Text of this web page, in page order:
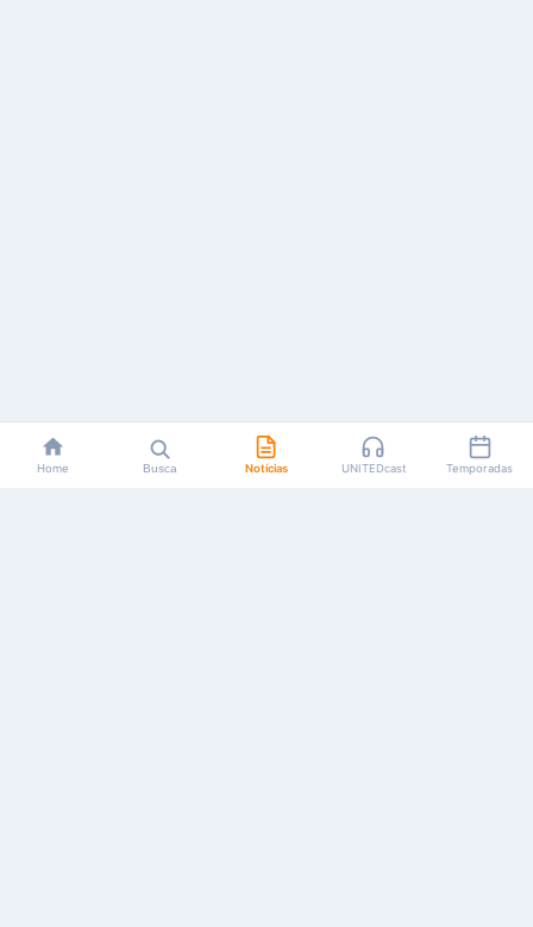
Home Busca Notícias UNITEDcast Temporadas